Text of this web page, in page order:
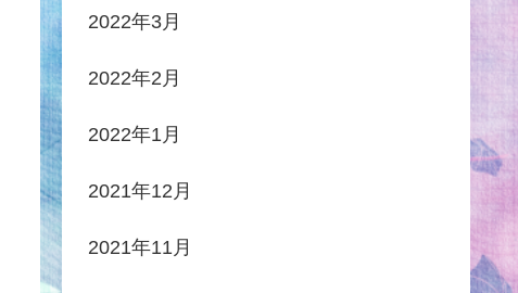
2022年3月
2022年2月
2022年1月
2021年12月
2021年11月